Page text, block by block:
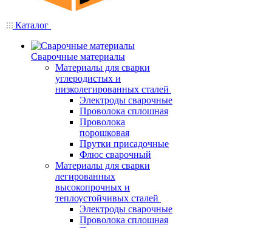
Каталог
Сварочные материалы
Материалы для сварки
углеродистых и
низколегированных сталей
Электроды сварочные
Проволока сплошная
Проволока
порошковая
Прутки присадочные
Флюс сварочный
Материалы для сварки
легированных
высокопрочных и
теплоустойчивых сталей
Электроды сварочные
Проволока сплошная